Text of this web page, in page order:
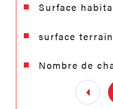
Surface
surface terrain
Nombre de